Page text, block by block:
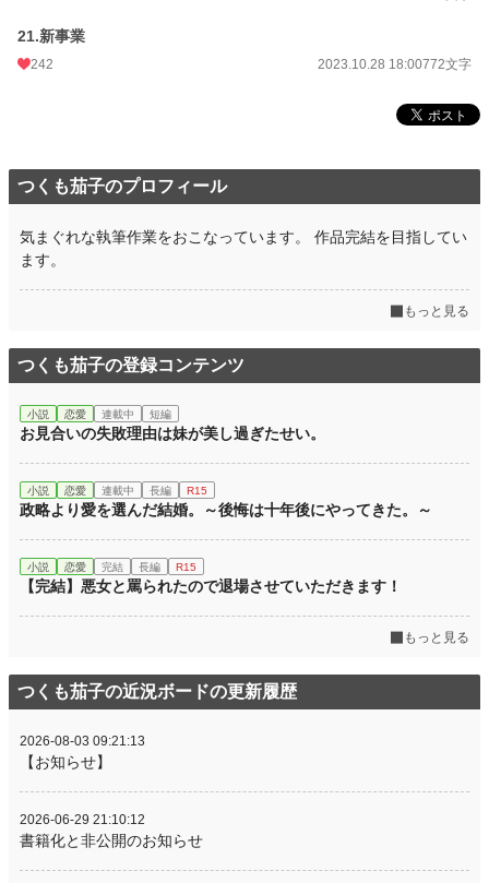
21.新事業
242 2023.10.28 18:00772文字
つくも茄子のプロフィール
気まぐれな執筆作業をおこなっています。 作品完結を目指してい
ます。
もっと見る
つくも茄子の登録コンテンツ
小説 恋愛 連載中 短編
お見合いの失敗理由は妹が美し過ぎたせい。
小説 恋愛 連載中 長編 R15
政略より愛を選んだ結婚。～後悔は十年後にやってきた。～
小説 恋愛 完結 長編 R15
【完結】悪女と罵られたので退場させていただきます！
もっと見る
つくも茄子の近況ボードの更新履歴
2026-08-03 09:21:13
【お知らせ】
2026-06-29 21:10:12
書籍化と非公開のお知らせ